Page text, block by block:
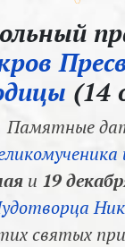
(14
Памятные
и 19
святых